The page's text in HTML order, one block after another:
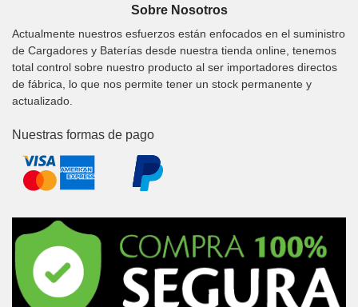
Sobre Nosotros
Actualmente nuestros esfuerzos están enfocados en el suministro
de Cargadores y Baterías desde nuestra tienda online, tenemos
total control sobre nuestro producto al ser importadores directos
de fábrica, lo que nos permite tener un stock permanente y
actualizado.
Nuestras formas de pago